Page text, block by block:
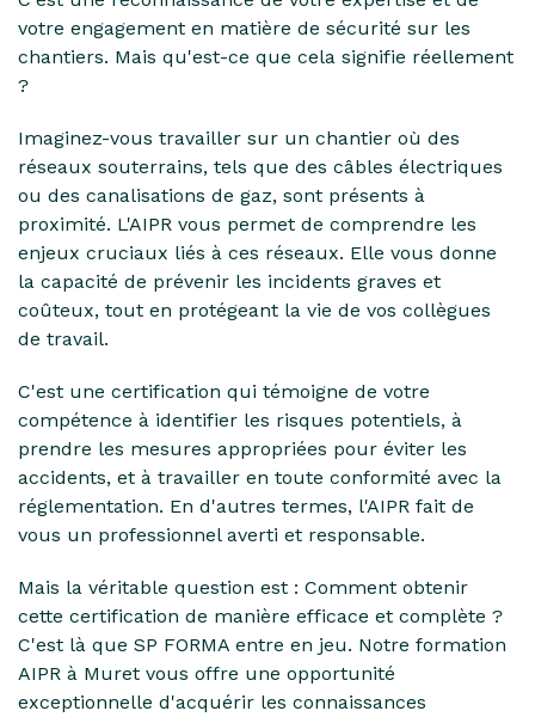
votre engagement en matière de sécurité sur les
chantiers. Mais qu'est-ce que cela signifie réellement
?
Imaginez-vous travailler sur un chantier où des
réseaux souterrains, tels que des câbles électriques
ou des canalisations de gaz, sont présents à
proximité. L'AIPR vous permet de comprendre les
enjeux cruciaux liés à ces réseaux. Elle vous donne
la capacité de prévenir les incidents graves et
coûteux, tout en protégeant la vie de vos collègues
de travail.
C'est une certification qui témoigne de votre
compétence à identifier les risques potentiels, à
prendre les mesures appropriées pour éviter les
accidents, et à travailler en toute conformité avec la
réglementation. En d'autres termes, l'AIPR fait de
vous un professionnel averti et responsable.
Mais la véritable question est : Comment obtenir
cette certification de manière efficace et complète ?
C'est là que SP FORMA entre en jeu. Notre formation
AIPR à Muret vous offre une opportunité
exceptionnelle d'acquérir les connaissances